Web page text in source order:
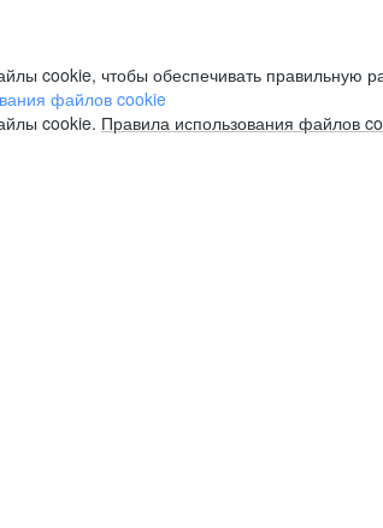
cookie, чтобы обеспечивать правильную
файлов cookie
cookie. Правила использования файлов